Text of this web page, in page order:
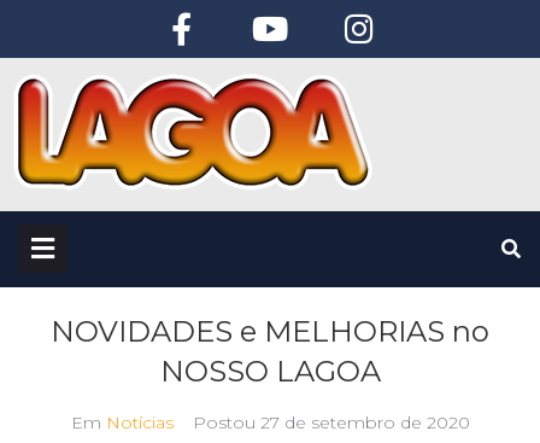
NOVIDADES e MELHORIAS no
NOSSO LAGOA
Em Notícias Postou 27 de setembro de 2020